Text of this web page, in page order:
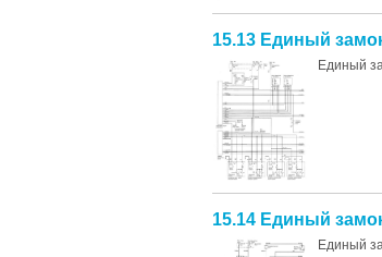
15.13 Единый
Единый
15.14 Единый
Единый